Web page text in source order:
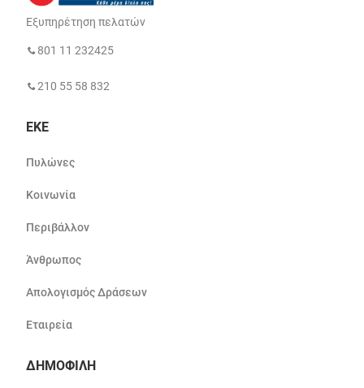
Εξυπηρέτηση πελατών
801 11 232425
210 55 58 832
ΕΚΕ
Πυλώνες
Κοινωνία
Περιβάλλον
Άνθρωπος
Απολογισμός Δράσεων
Εταιρεία
ΔΗΜΟΦΙΛΗ